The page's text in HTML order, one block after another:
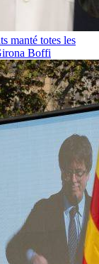
manté totes les
Boffi